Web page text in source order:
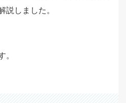
説しました。
。